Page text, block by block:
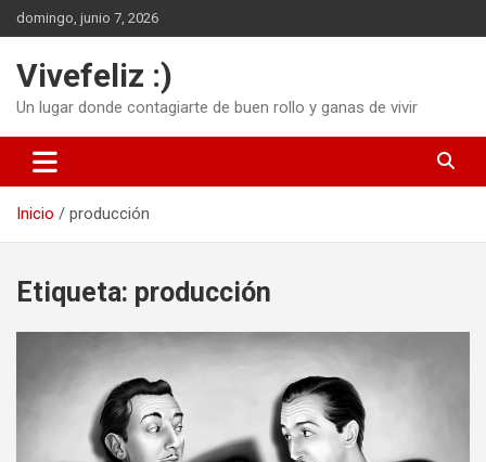
Saltar
al
domingo, junio 7, 2026
Vivefeliz :)
Un lugar donde contagiarte de buen rollo y ganas de vivir
Inicio producción
Etiqueta: producción